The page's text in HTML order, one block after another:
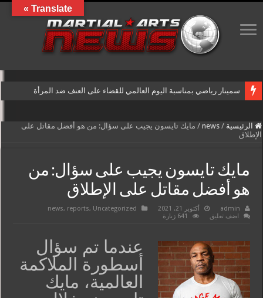
سمينار رياضي بمناسبة اليوم العالمي للقضاء على العنف ضد المرأة
الرئيسية /
news
/ مايك تايسون يجيب على سؤال: من هو أفضل مقاتل على
الإطلاق
مايك تايسون يجيب على سؤال: من
هو أفضل مقاتل على الإطلاق
admin أكتوبر 21, 2021 news, reports, Uncategorized
اضف تعليق
641 زيارة
عندما تم سؤال
أسطورة الملاكمة
العالمية، مايك
Translate »